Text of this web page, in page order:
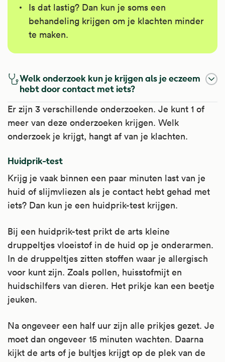
Is dat lastig? Dan kun je soms een
behandeling krijgen om je klachten minder
te maken.
Welk onderzoek kun je krijgen als je eczeem
hebt door contact met iets?
Er zijn 3 verschillende onderzoeken. Je kunt 1 of
meer van deze onderzoeken krijgen. Welk
onderzoek je krijgt, hangt af van je klachten.
Huidprik-test
Krijg je vaak binnen een paar minuten last van je
huid of slijmvliezen als je contact hebt gehad met
iets? Dan kun je een huidprik-test krijgen.
Bij een huidprik-test prikt de arts kleine
druppeltjes vloeistof in de huid op je onderarmen.
In de druppeltjes zitten stoffen waar je allergisch
voor kunt zijn. Zoals pollen, huisstofmijt en
huidschilfers van dieren. Het prikje kan een beetje
jeuken.
Na ongeveer een half uur zijn alle prikjes gezet. Je
moet dan ongeveer 15 minuten wachten. Daarna
kijkt de arts of je bultjes krijgt op de plek van de